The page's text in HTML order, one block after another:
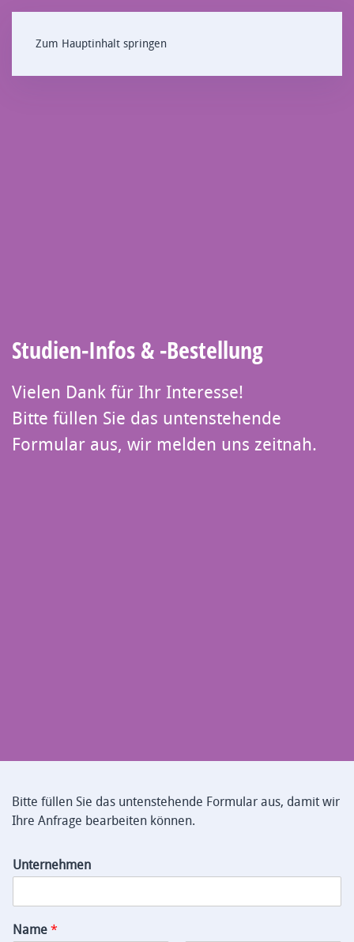
Zum Hauptinhalt springen
Studien-Infos & -Bestellung
Vielen Dank für Ihr Interesse!
Bitte füllen Sie das untenstehende
Formular aus, wir melden uns zeitnah.
Bitte füllen Sie das untenstehende Formular aus, damit wir
Ihre Anfrage bearbeiten können.
Unternehmen
Name *